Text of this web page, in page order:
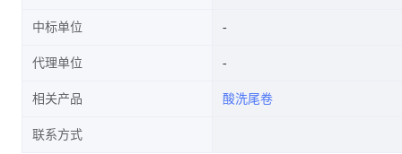
中标单位
代理单位
相关产品 酸洗尾卷
联系方式